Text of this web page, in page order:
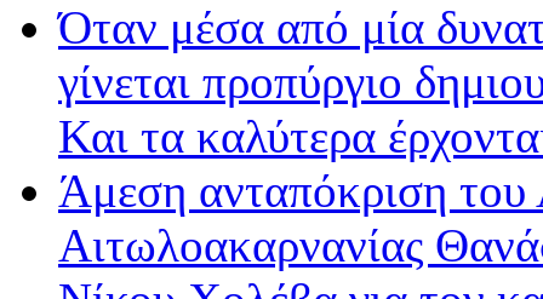
Όταν μέσα από μία
γίνεται προπύργιο
Και τα καλύτερα
Άμεση ανταπόκριση του
Αιτωλοακαρνανίας